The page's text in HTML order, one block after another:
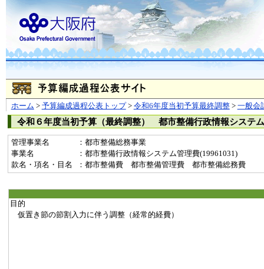
ホーム > 予算編成過程公表トップ> 令和6年度当初予算最終調整> 一般会
令和６年度当初予算（最終調整） 都市整備行政情報システ
管理事業名
：都市整備総務事業
事業名
：都市整備行政情報システム管理費(19961031)
款名・項名・目名
：都市整備費 都市整備管理費 都市整備総務費
目的
仮置き節の節割入力に伴う調整（経常的経費）